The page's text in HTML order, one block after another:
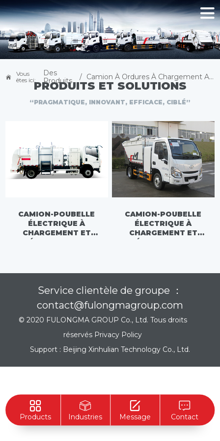
Vous
êtes ici:
Des
Produits
/ Camion À Ordures À Chargement Automatique BEV
PRODUITS ET SOLUTIONS
“PRAGMATIQUE, INNOVANT, EFFICACE, CIBLÉ”
CAMION-POUBELLE
ÉLECTRIQUE À
CHARGEMENT ET
CAMION-POUBELLE
ÉLECTRIQUE À
CHARGEMENT ET
Products Industries Message Contact
Service clientèle de groupe ：
contact@fulongmagroup.com
© 2020 FULONGMA GROUP Co., Ltd. Tous droits
réservés Privacy Policy
Support : Beijing Xinhulian Technology Co., Ltd.